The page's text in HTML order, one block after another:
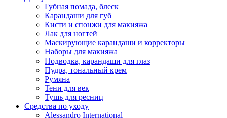
Губная помада, блеск
Карандаши для губ
Кисти и спонжи для макияжа
Лак для ногтей
Маскирующие карандаши и корректоры
Наборы для макияжа
Подводка, карандаши для глаз
Пудра, тональный крем
Румяна
Тени для век
Тушь для ресниц
Средства по уходу
Alessandro International